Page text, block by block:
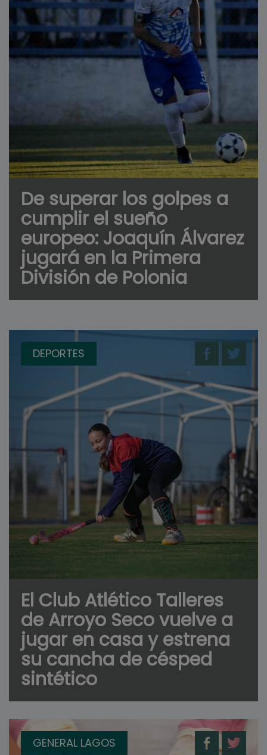
De superar los golpes a
cumplir el sueño
europeo: Joaquín Álvarez
jugará en la Primera
División de Polonia
DEPORTES
El Club Atlético Talleres
de Arroyo Seco vuelve a
jugar en casa y estrena
su cancha de césped
sintético
GENERAL LAGOS